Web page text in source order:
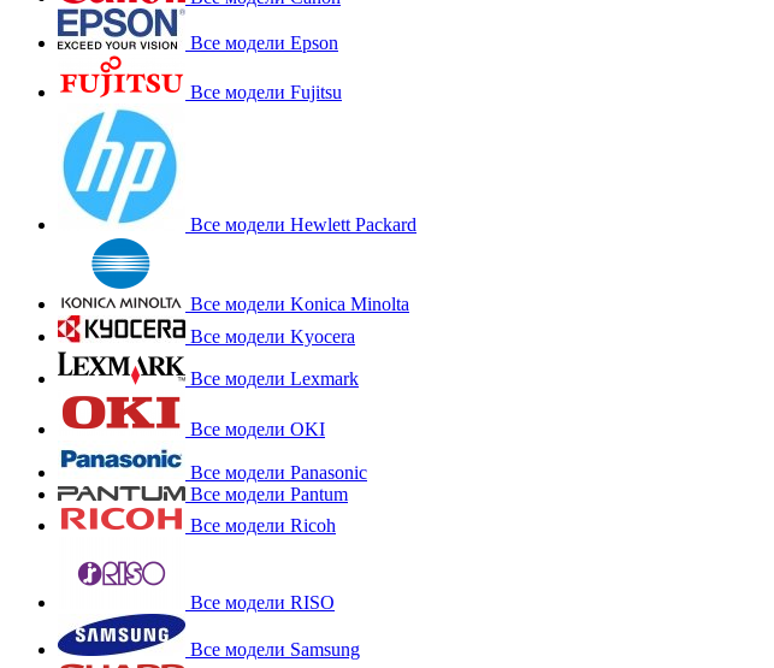
Все модели Epson
Все модели Fujitsu
Все модели Hewlett Packard
Все модели Konica Minolta
Все модели Kyocera
Все модели Lexmark
Все модели OKI
Все модели Panasonic
Все модели Pantum
Все модели Ricoh
Все модели RISO
Все модели Samsung